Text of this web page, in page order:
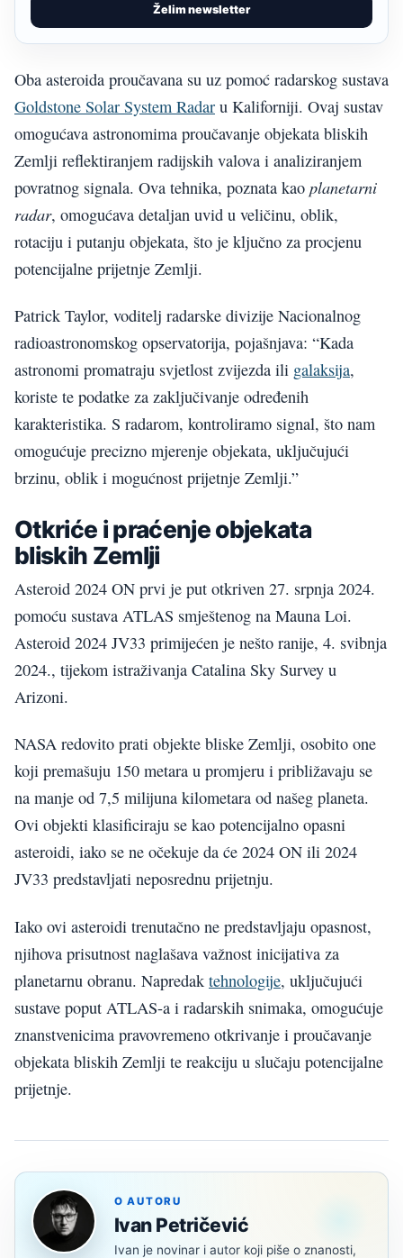
Želim newsletter
Oba asteroida proučavana su uz pomoć radarskog sustava
Goldstone Solar System Radar u Kaliforniji. Ovaj sustav
omogućava astronomima proučavanje objekata bliskih
Zemlji reflektiranjem radijskih valova i analiziranjem
povratnog signala. Ova tehnika, poznata kao planetarni
radar, omogućava detaljan uvid u veličinu, oblik,
rotaciju i putanju objekata, što je ključno za procjenu
potencijalne prijetnje Zemlji.
Patrick Taylor, voditelj radarske divizije Nacionalnog
radioastronomskog opservatorija, pojašnjava: “Kada
astronomi promatraju svjetlost zvijezda ili galaksija,
koriste te podatke za zaključivanje određenih
karakteristika. S radarom, kontroliramo signal, što nam
omogućuje precizno mjerenje objekata, uključujući
brzinu, oblik i mogućnost prijetnje Zemlji.”
Otkriće i praćenje objekata
bliskih Zemlji
Asteroid 2024 ON prvi je put otkriven 27. srpnja 2024.
pomoću sustava ATLAS smještenog na Mauna Loi.
Asteroid 2024 JV33 primijećen je nešto ranije, 4. svibnja
2024., tijekom istraživanja Catalina Sky Survey u
Arizoni.
NASA redovito prati objekte bliske Zemlji, osobito one
koji premašuju 150 metara u promjeru i približavaju se
na manje od 7,5 milijuna kilometara od našeg planeta.
Ovi objekti klasificiraju se kao potencijalno opasni
asteroidi, iako se ne očekuje da će 2024 ON ili 2024
JV33 predstavljati neposrednu prijetnju.
Iako ovi asteroidi trenutačno ne predstavljaju opasnost,
njihova prisutnost naglašava važnost inicijativa za
planetarnu obranu. Napredak tehnologije, uključujući
sustave poput ATLAS-a i radarskih snimaka, omogućuje
znanstvenicima pravovremeno otkrivanje i proučavanje
objekata bliskih Zemlji te reakciju u slučaju potencijalne
prijetnje.
O AUTORU
Ivan Petričević
Ivan je novinar i autor koji piše o znanosti,